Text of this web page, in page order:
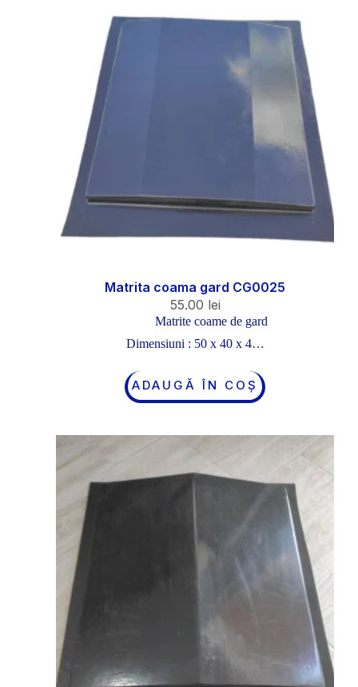
Matrita coama gard CG0025
55.00 lei
Matrite coame de gard
Dimensiuni : 50 x 40 x 4…
ADAUGĂ ÎN COȘ